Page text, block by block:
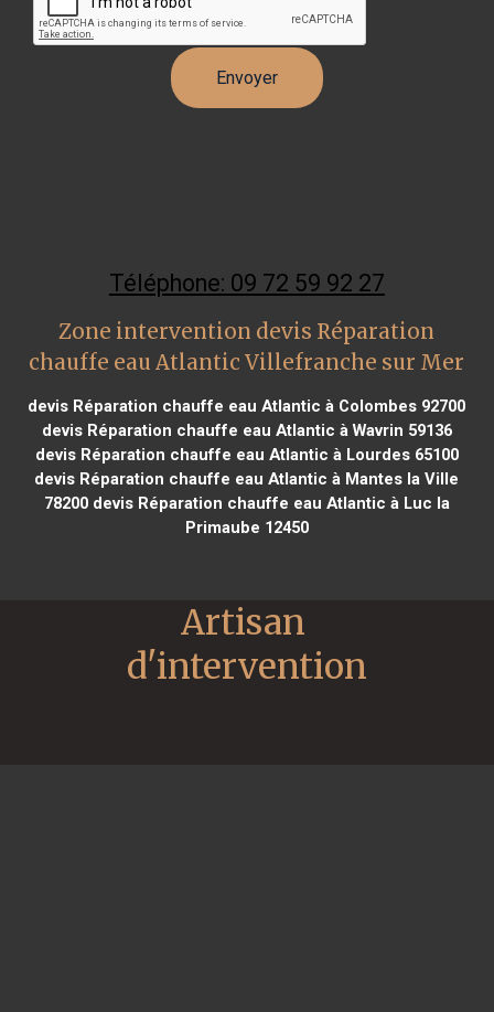
Téléphone: 09 72 59 92 27
Zone intervention devis Réparation
chauffe eau Atlantic Villefranche sur Mer
devis Réparation chauffe eau Atlantic à Colombes 92700
devis Réparation chauffe eau Atlantic à Wavrin 59136
devis Réparation chauffe eau Atlantic à Lourdes 65100
devis Réparation chauffe eau Atlantic à Mantes la Ville
78200devis Réparation chauffe eau Atlantic à Luc la
Primaube 12450
Artisan
d'intervention